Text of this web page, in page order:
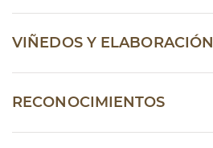
VIÑEDOS Y ELABORACIÓN
RECONOCIMIENTOS